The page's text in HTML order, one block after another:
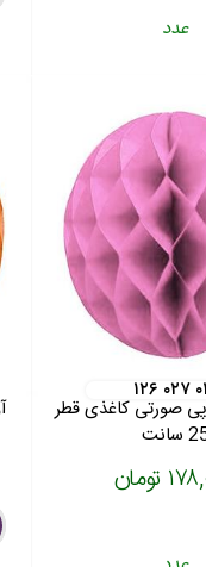
عدد
۰۲۷ ۰۱۲
صورتی کاغذی قطر
سانت
تومان